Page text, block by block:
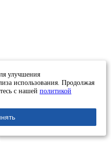
улучшения
использования. Продолжая
с нашей политикой